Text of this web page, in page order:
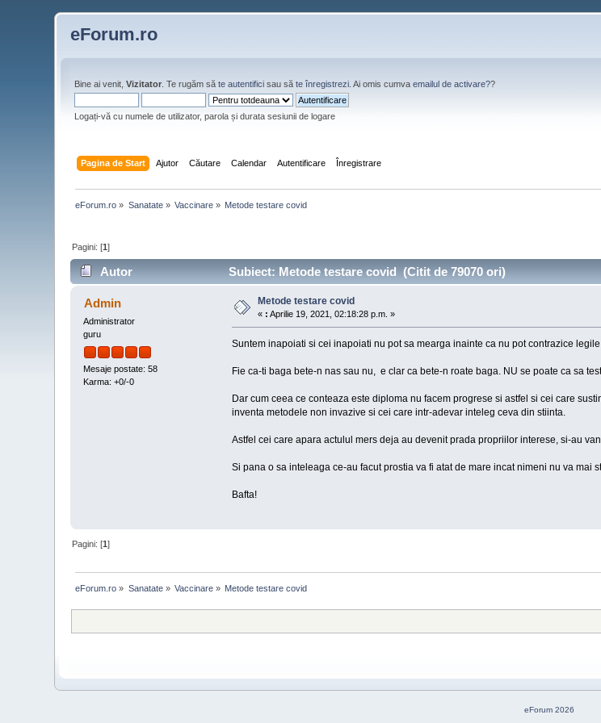
eForum.ro
Bine ai venit,Vizitator . Te rugăm săte autentifici sau săte înregistrezi . Ai omis cumvaemailul de activare??
Logați-vă cu numele de utilizator, parola și durata sesiunii de logare
Pagina de Start Ajutor Căutare Calendar Autentificare Înregistrare
eForum.ro » Sanatate» Vaccinare » Metode testare covid
Pagini: [1]
Autor Subiect: Metode testare covid (Citit de 79070 ori)
Admin
Administrator
guru
Mesaje postate: 58
Karma: +0/-0
Metode testare covid
« : Aprilie 19, 2021, 02:18:28 p.m. »
Suntem inapoiati si cei inapoiati nu pot sa mearga inainte ca nu pot contrazice
Fie ca-ti baga bete-n nas sau nu, e clar ca bete-n roate baga. NU se poate ca sa
Dar cum ceea ce conteaza este diploma nu facem progrese si astfel si cei care
inventa metodele non invazive si cei care intr-adevar inteleg ceva din stiinta.
Astfel cei care apara actulul mers deja au devenit prada propriilor interese, si-au
Si pana o sa inteleaga ce-au facut prostia va fi atat de mare incat nimeni nu va mai
Bafta!
Pagini: [1]
eForum.ro » Sanatate» Vaccinare » Metode testare covid
eForum 2026